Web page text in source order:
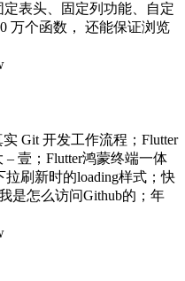
定表头、固定列功能、自定
万个函数， 还能保证浏览
实 Git 开发工作流程；Flutter
– 壹；Flutter鸿蒙终端一体
刷新时的loading样式；快
是怎么访问Github的；年